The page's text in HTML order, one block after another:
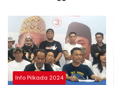
Selesai
Info Pilkada 2024